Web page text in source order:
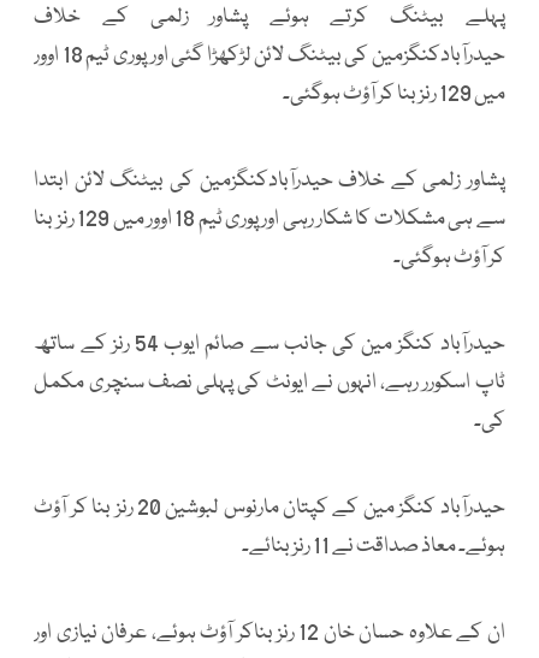
پہلے بیٹنگ کرتے ہوئے پشاور زلمی کے خلاف
حیدرآبادکنگزمین کی بیٹنگ لائن لڑکھڑا گئی اور پوری ٹیم 18 اوور
میں 129 رنز بنا کر آؤٹ ہوگئی۔
پشاور زلمی کے خلاف حیدرآبادکنگزمین کی بیٹنگ لائن ابتدا
سے ہی مشکلات کا شکار رہی اور پوری ٹیم 18 اوور میں 129 رنز بنا
کر آؤٹ ہوگئی۔
حیدرآباد کنگز مین کی جانب سے صائم ایوب 54 رنز کے ساتھ
ٹاپ اسکورر رہے، انہوں نے ایونٹ کی پہلی نصف سنچری مکمل
کی۔
حیدرآباد کنگز مین کے کپتان مارنوس لبوشین 20 رنز بنا کر آؤٹ
ہوئے۔ معاذ صداقت نے 11 رنز بنائے۔
ان کے علاوہ حسان خان 12 رنز بناکر آؤٹ ہوئے، عرفان نیازی اور